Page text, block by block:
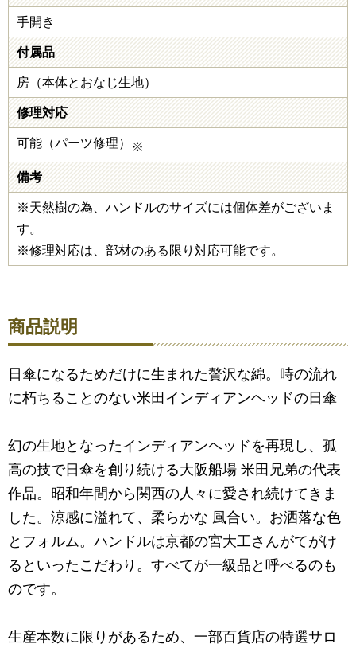
手開き
付属品
房（本体とおなじ生地）
修理対応
可能（パーツ修理） ※
備考
※天然樹の為、ハンドルのサイズには個体差がございま
す。
※修理対応は、部材のある限り対応可能です。
商品説明
日傘になるためだけに生まれた贅沢な綿。時の流れ
に朽ちることのない米田インディアンヘッドの日傘
幻の生地となったインディアンヘッドを再現し、孤
高の技で日傘を創り続ける大阪船場 米田兄弟の代表
作品。昭和年間から関西の人々に愛され続けてきま
した。涼感に溢れて、柔らかな 風合い。お洒落な色
とフォルム。ハンドルは京都の宮大工さんがてがけ
るといったこだわり。すべてが一級品と呼べるのも
のです。
生産本数に限りがあるため、一部百貨店の特選サロ